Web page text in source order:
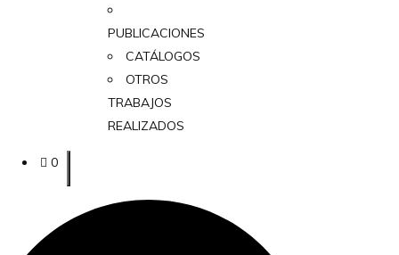
PUBLICACIONES
CATÁLOGOS
OTROS
TRABAJOS
REALIZADOS
0